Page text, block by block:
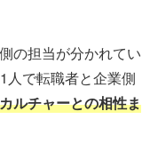
の担当が分かれてい
人で転職者と企業側
ルチャーとの相性ま